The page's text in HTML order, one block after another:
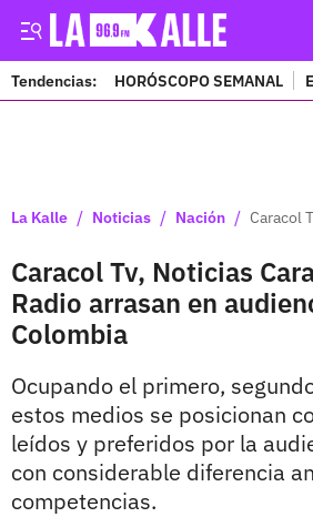
Tendencias: HORÓSCOPO SEMANAL
La Kalle / Noticias / Nación / Caracol
Caracol Tv, Noticias
Radio arrasan en
Colombia
Ocupando el primero,
estos medios se posicionan
leídos y preferidos por la
con considerable diferencia
competencias.